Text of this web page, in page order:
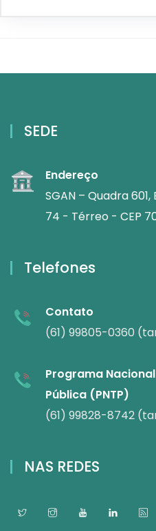
SEDE
Endereço
SGAN – Quadra
74 - Térreo - CEP
Telefones
Contato
(61) 99805-0360
Programa
Pública (PNTP)
(61) 99828-8742
NAS REDES